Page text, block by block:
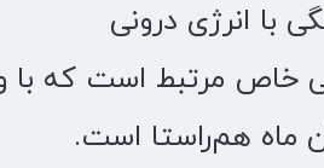
خاص مرتبط است که با
هم‌راستا است.